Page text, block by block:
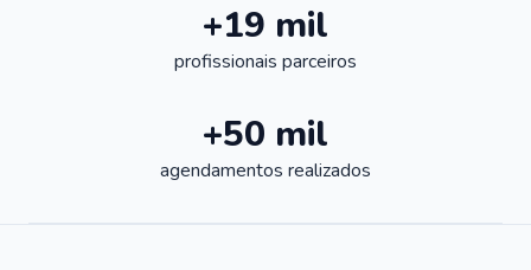
+19 mil
profissionais parceiros
+50 mil
agendamentos realizados